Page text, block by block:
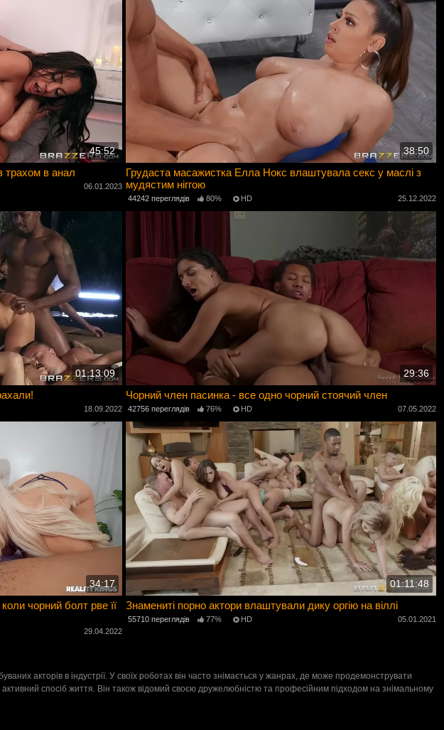
45:52
трахом в анал
06.01.2023
38:50
Грудаста масажистка Елла Нокс влаштувала секс у маслі з
мудястим ніггою
44242 переглядів 80% HD 25.12.2022
01:13:09
18.09.2022
29:36
Чорний член пасинка - все одно чорний стоячий член
42756 переглядів 76% HD 07.05.2022
34:17
чорний болт рве її
29.04.2022
01:11:48
Знамениті порно актори влаштували дику оргію на віллі
55710 переглядів 77% HD 05.01.2021
акторів в індустрії. У своїх роботах він часто знімається у жанрах, де може продемонструвати
спосіб життя. Він також відомий своєю дружелюбністю та професійним підходом на знімальному